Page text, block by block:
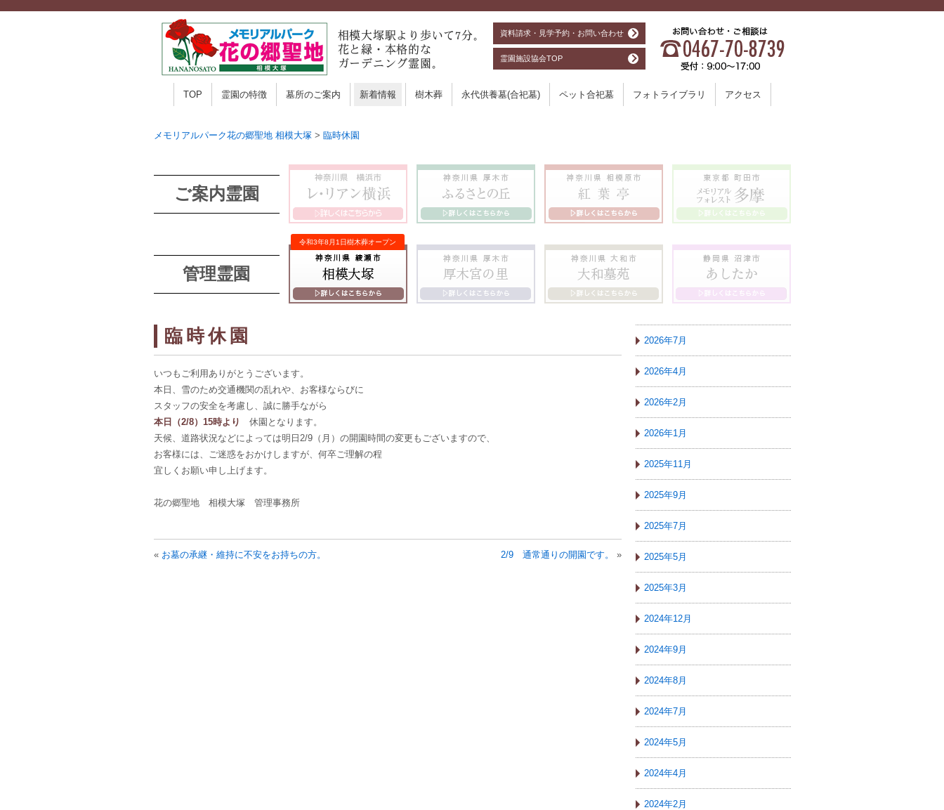
資料請求・見学予約・お問い合わせ
霊園施設協会TOP
TOP 霊園の特徴 墓所のご案内 新着情報 樹木葬 永代供養墓(合祀墓) ペット合祀墓 フォトライブラリ アクセス
メモリアルパーク花の郷聖地 相模大塚> 臨時休園
ご案内霊園
管理霊園
臨時休園
いつもご利用ありがとうございます。
本日、雪のため交通機関の乱れや、お客様ならびに
スタッフの安全を考慮し、誠に勝手ながら
本日（2/8）15時より 休園となります。
天候、道路状況などによっては明日2/9（月）の開園時間の変更もございますので、
お客様には、ご迷惑をおかけしますが、何卒ご理解の程
宜しくお願い申し上げます。
花の郷聖地 相模大塚 管理事務所
« お墓の承継・維持に不安をお持ちの方。 2/9 通常通りの開園です。 »
2026年7月
2026年4月
2026年2月
2026年1月
2025年11月
2025年9月
2025年7月
2025年5月
2025年3月
2024年12月
2024年9月
2024年8月
2024年7月
2024年5月
2024年4月
2024年2月